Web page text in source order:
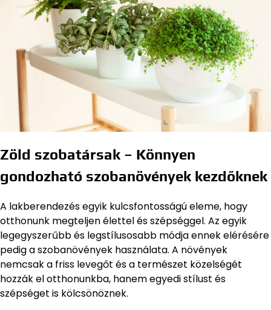
Zöld szobatársak – Könnyen
gondozható szobanövények kezdőknek
A lakberendezés egyik kulcsfontosságú eleme, hogy
otthonunk megteljen élettel és szépséggel. Az egyik
legegyszerűbb és legstílusosabb módja ennek elérésére
pedig a szobanövények használata. A növények
nemcsak a friss levegőt és a természet közelségét
hozzák el otthonunkba, hanem egyedi stílust és
szépséget is kölcsönöznek.